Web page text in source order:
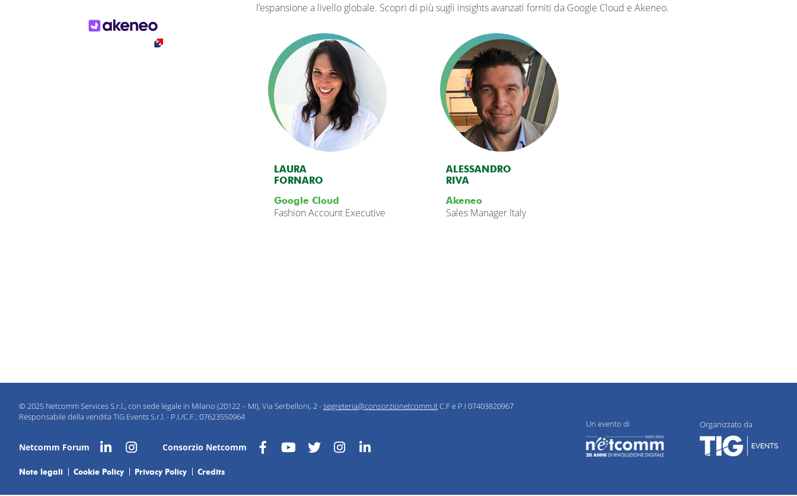
l’espansione a livello globale. Scopri di più sugli insights avanzati forniti da Google Cloud e Akeneo.
LAURA
FORNARO
Google Cloud
Fashion Account Executive
ALESSANDRO
RIVA
Akeneo
Sales Manager Italy
© 2025 Netcomm Services S.r.l., con sede legale in Milano (20122 – MI), Via Serbelloni, 2 -segreteria@consorzionetcomm.itC.F e P.I 07403820967
Responsabile della vendita TIG Events S.r.l. - P.I./C.F.: 07623550964
Netcomm Forum Consorzio Netcomm
Note legali Cookie Policy Privacy Policy Credits
Un evento di Organizzato da